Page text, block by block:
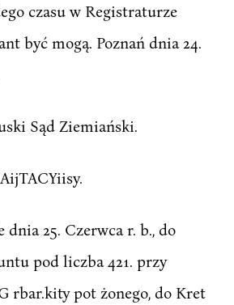
czasu w Registraturze
być mogą. Poznań dnia 24.
Sąd Ziemiański.
25. Czerwca r. b., do
pod liczba 421. przy
rbar.kity pot żonego, do Kret